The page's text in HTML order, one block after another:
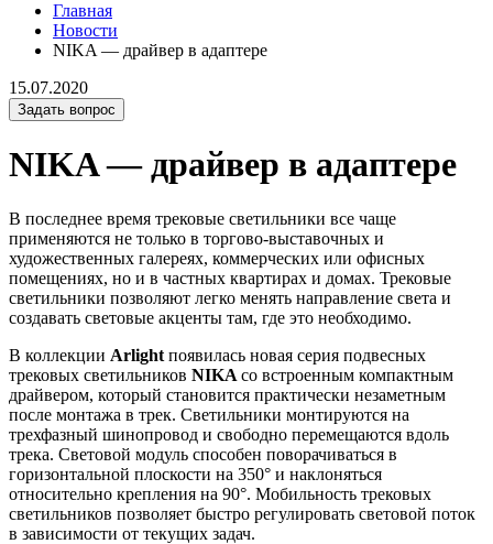
Главная
Новости
NIKA — драйвер в адаптере
15.07.2020
Задать вопрос
NIKA — драйвер в адаптере
В последнее время трековые светильники все чаще
применяются не только в торгово-выставочных и
художественных галереях, коммерческих или офисных
помещениях, но и в частных квартирах и домах. Трековые
светильники позволяют легко менять направление света и
создавать световые акценты там, где это необходимо.
В коллекции Arlight появилась новая серия подвесных
трековых светильников NIKA со встроенным компактным
драйвером, который становится практически незаметным
после монтажа в трек. Светильники монтируются на
трехфазный шинопровод и свободно перемещаются вдоль
трека. Световой модуль способен поворачиваться в
горизонтальной плоскости на 350° и наклоняться
относительно крепления на 90°. Мобильность трековых
светильников позволяет быстро регулировать световой поток
в зависимости от текущих задач.